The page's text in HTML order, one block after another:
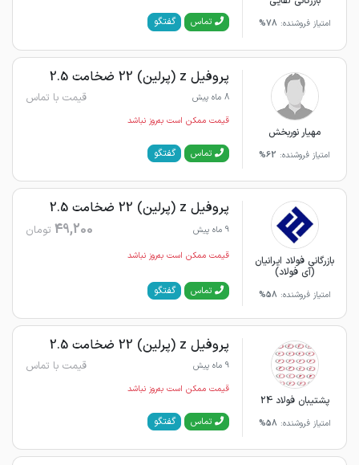
امتیاز فروشنده: 78% تماس گفتگو
مهیار نوربخش
امتیاز فروشنده: 62%
پروفیل z (پرلین) 22 ضخامت 2.5
8 ماه پیش قیمت با تماس
قیمت ممکن است به‌روز نباشد
تماس گفتگو
بازرگانی فولاد ایرانیان
(آی فولاد)
امتیاز فروشنده: 58%
پروفیل z (پرلین) 22 ضخامت 2.5
9 ماه پیش 49,200 تومان
قیمت ممکن است به‌روز نباشد
تماس گفتگو
پشتیبان فولاد 24
امتیاز فروشنده: 58%
پروفیل z (پرلین) 22 ضخامت 2.5
9 ماه پیش قیمت با تماس
قیمت ممکن است به‌روز نباشد
تماس گفتگو